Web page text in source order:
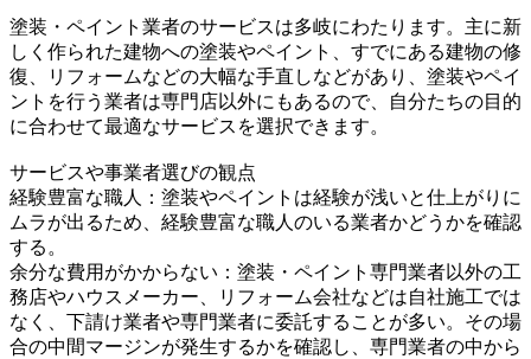
塗装・ペイント業者のサービスは多岐にわたります。主に新
しく作られた建物への塗装やペイント、すでにある建物の修
復、リフォームなどの大幅な手直しなどがあり、塗装やペイ
ントを行う業者は専門店以外にもあるので、自分たちの目的
に合わせて最適なサービスを選択できます。
サービスや事業者選びの観点
経験豊富な職人：塗装やペイントは経験が浅いと仕上がりに
ムラが出るため、経験豊富な職人のいる業者かどうかを確認
する。
余分な費用がかからない：塗装・ペイント専門業者以外の工
務店やハウスメーカー、リフォーム会社などは自社施工では
なく、下請け業者や専門業者に委託することが多い。その場
合の中間マージンが発生するかを確認し、専門業者の中から